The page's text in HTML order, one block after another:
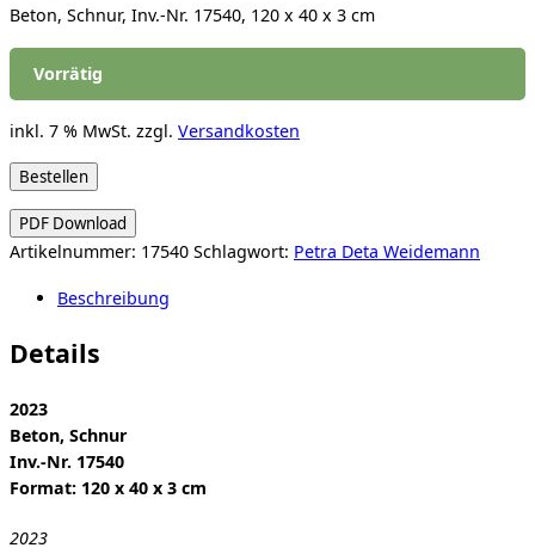
Beton, Schnur, Inv.-Nr. 17540, 120 x 40 x 3 cm
Vorrätig
inkl. 7 % MwSt. zzgl. Versandkosten
Petra
Deta
Weidemann:
Versatz
Menge
Bestellen
PDF Download
Artikelnummer: 17540 Schlagwort: Petra Deta Weidemann
Beschreibung
Details
2023
Beton, Schnur
Inv.-Nr. 17540
Format: 120 x 40 x 3 cm
2023